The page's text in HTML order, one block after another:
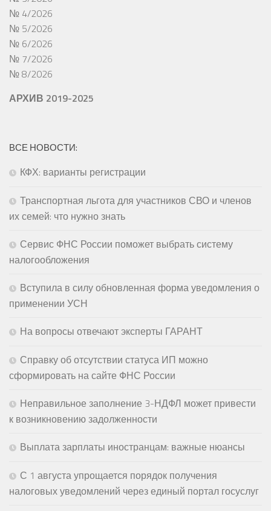
№ 4/2026
№ 5/2026
№ 6/2026
№ 7/2026
№ 8/2026
АРХИВ 2019-2025
ВСЕ НОВОСТИ:
КФХ: варианты регистрации
Транспортная льгота для участников СВО и членов
их семей: что нужно знать
Сервис ФНС России поможет выбрать систему
налогообложения
Вступила в силу обновленная форма уведомления о
применении УСН
На вопросы отвечают эксперты ГАРАНТ
Справку об отсутствии статуса ИП можно
сформировать на сайте ФНС России
Неправильное заполнение 3-НДФЛ может привести
к возникновению задолженности
Выплата зарплаты иностранцам: важные нюансы
С 1 августа упрощается порядок получения
налоговых уведомлений через единый портал госуслуг